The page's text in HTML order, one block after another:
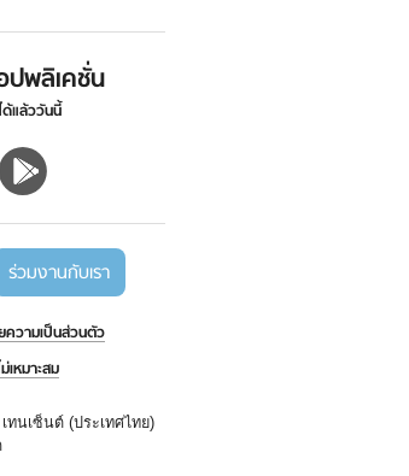
ปพลิเคชั่น
ด้แล้ววันนี้
ร่วมงานกับเรา
ความเป็นส่วนตัว
เหมาะสม
ทนเซ็นต์ (ประเทศไทย)